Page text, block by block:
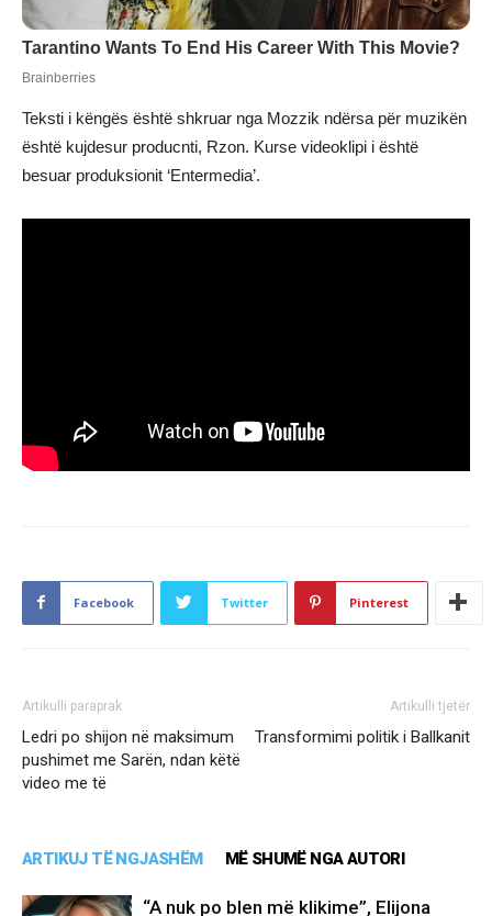
Teksti i këngës është shkruar nga Mozzik ndërsa për muzikën
është kujdesur producnti, Rzon. Kurse videoklipi i është
besuar produksionit ‘Entermedia’.
Facebook Twitter Pinterest
Artikulli paraprak
Ledri po shijon në maksimum
pushimet me Sarën, ndan këtë
video me të
Artikulli tjetër
Transformimi politik i Ballkanit
ARTIKUJ TË NGJASHËM MË SHUMË NGA AUTORI
“A nuk po blen më klikime”, Elijona